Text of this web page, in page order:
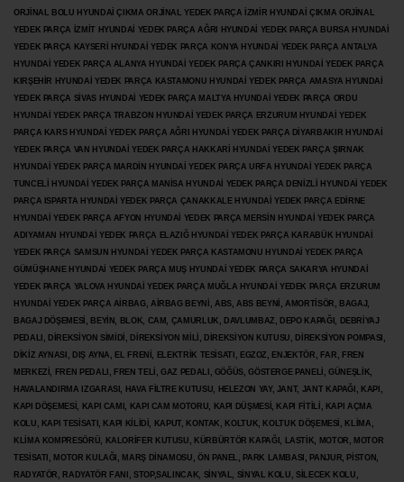
ORJİNAL BOLU HYUNDAİ ÇIKMA ORJİNAL YEDEK PARÇA İZMİR HYUNDAİ ÇIKMA ORJİNAL
YEDEK PARÇA İZMİT HYUNDAİ YEDEK PARÇA AĞRI HYUNDAİ YEDEK PARÇA BURSA HYUNDAİ
YEDEK PARÇA KAYSERİ HYUNDAİ YEDEK PARÇA KONYA HYUNDAİ YEDEK PARÇA ANTALYA
HYUNDAİ YEDEK PARÇA ALANYA HYUNDAİ YEDEK PARÇA ÇANKIRI HYUNDAİ YEDEK PARÇA
KIRŞEHİR HYUNDAİ YEDEK PARÇA KASTAMONU HYUNDAİ YEDEK PARÇA AMASYA HYUNDAİ
YEDEK PARÇA SİVAS HYUNDAİ YEDEK PARÇA MALTYA HYUNDAİ YEDEK PARÇA ORDU
HYUNDAİ YEDEK PARÇA TRABZON HYUNDAİ YEDEK PARÇA ERZURUM HYUNDAİ YEDEK
PARÇA KARS HYUNDAİ YEDEK PARÇA AĞRI HYUNDAİ YEDEK PARÇA DİYARBAKIR HYUNDAİ
YEDEK PARÇA VAN HYUNDAİ YEDEK PARÇA HAKKARİ HYUNDAİ YEDEK PARÇA ŞIRNAK
HYUNDAİ YEDEK PARÇA MARDİN HYUNDAİ YEDEK PARÇA URFA HYUNDAİ YEDEK PARÇA
TUNCELİ HYUNDAİ YEDEK PARÇA MANİSA HYUNDAİ YEDEK PARÇA DENİZLİ HYUNDAİ YEDEK
PARÇA ISPARTA HYUNDAİ YEDEK PARÇA ÇANAKKALE HYUNDAİ YEDEK PARÇA EDİRNE
HYUNDAİ YEDEK PARÇA AFYON HYUNDAİ YEDEK PARÇA MERSİN HYUNDAİ YEDEK PARÇA
ADIYAMAN HYUNDAİ YEDEK PARÇA ELAZIĞ HYUNDAİ YEDEK PARÇA KARABÜK HYUNDAİ
YEDEK PARÇA SAMSUN HYUNDAİ YEDEK PARÇA KASTAMONU HYUNDAİ YEDEK PARÇA
GÜMÜŞHANE HYUNDAİ YEDEK PARÇA MUŞ HYUNDAİ YEDEK PARÇA SAKARYA HYUNDAİ
YEDEK PARÇA YALOVA HYUNDAİ YEDEK PARÇA MUĞLA HYUNDAİ YEDEK PARÇA ERZURUM
HYUNDAİ YEDEK PARÇA AİRBAG, AİRBAG BEYNİ, ABS, ABS BEYNİ, AMORTİSÖR, BAGAJ,
BAGAJ DÖŞEMESİ, BEYİN, BLOK, CAM, ÇAMURLUK, DAVLUMBAZ, DEPO KAPAĞI, DEBRİYAJ
PEDALI, DİREKSİYON SİMİDİ, DİREKSİYON MİLİ, DİREKSİYON KUTUSU, DİREKSİYON POMPASI,
DİKİZ AYNASI, DIŞ AYNA, EL FRENİ, ELEKTRİK TESİSATI, EGZOZ, ENJEKTÖR, FAR, FREN
MERKEZİ, FREN PEDALI, FREN TELİ, GAZ PEDALI, GÖĞÜS, GÖSTERGE PANELİ, GÜNEŞLİK,
HAVALANDIRMA IZGARASI, HAVA FİLTRE KUTUSU, HELEZON YAY, JANT, JANT KAPAĞI, KAPI,
KAPI DÖŞEMESİ, KAPI CAMI, KAPI CAM MOTORU, KAPI DÜŞMESİ, KAPI FİTİLİ, KAPI AÇMA
KOLU, KAPI TESİSATI, KAPI KİLİDİ, KAPUT, KONTAK, KOLTUK, KOLTUK DÖŞEMESİ, KLİMA,
KLİMA KOMPRESÖRÜ, KALORİFER KUTUSU, KÜRBÜRTÖR KAPAĞI, LASTİK, MOTOR, MOTOR
TESİSATI, MOTOR KULAĞI, MARŞ DİNAMOSU, ÖN PANEL, PARK LAMBASI, PANJUR, PİSTON,
RADYATÖR, RADYATÖR FANI, STOP,SALINCAK, SİNYAL, SİNYAL KOLU, SİLECEK KOLU,